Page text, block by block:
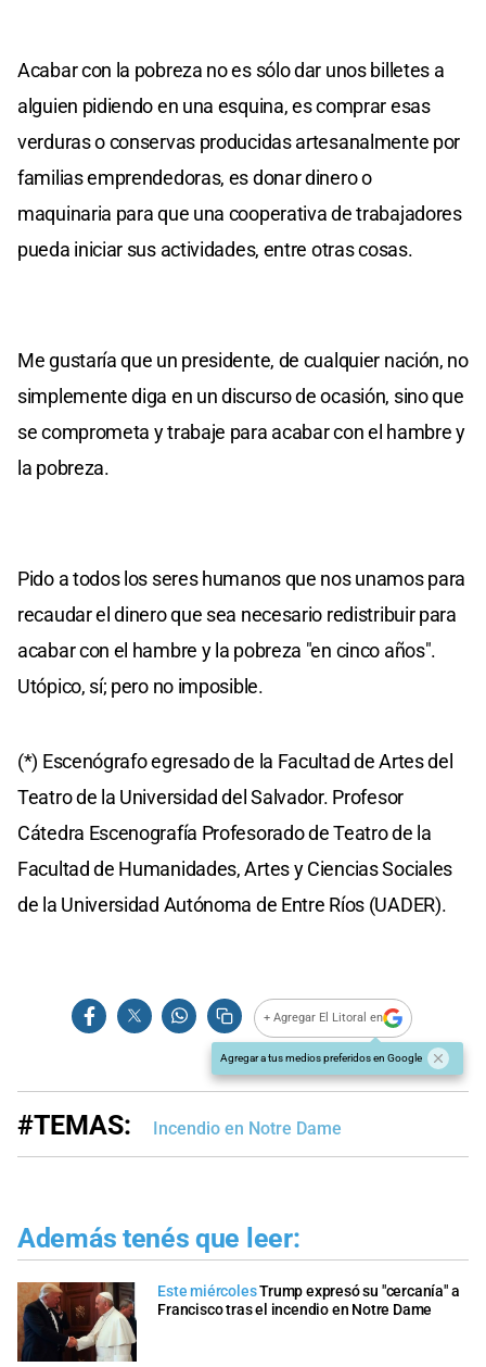
Acabar con la pobreza no es sólo dar unos billetes a
alguien pidiendo en una esquina, es comprar esas
verduras o conservas producidas artesanalmente por
familias emprendedoras, es donar dinero o
maquinaria para que una cooperativa de trabajadores
pueda iniciar sus actividades, entre otras cosas.
Me gustaría que un presidente, de cualquier nación, no
simplemente diga en un discurso de ocasión, sino que
se comprometa y trabaje para acabar con el hambre y
la pobreza.
Pido a todos los seres humanos que nos unamos para
recaudar el dinero que sea necesario redistribuir para
acabar con el hambre y la pobreza "en cinco años".
Utópico, sí; pero no imposible.
(*) Escenógrafo egresado de la Facultad de Artes del
Teatro de la Universidad del Salvador. Profesor
Cátedra Escenografía Profesorado de Teatro de la
Facultad de Humanidades, Artes y Ciencias Sociales
de la Universidad Autónoma de Entre Ríos (UADER).
+ Agregar El Litoral en
Agregar a tus medios preferidos en Google
#TEMAS: Incendio en Notre Dame
Además tenés que leer:
Este miércolesTrump expresó su "cercanía" a
Francisco tras el incendio en Notre Dame